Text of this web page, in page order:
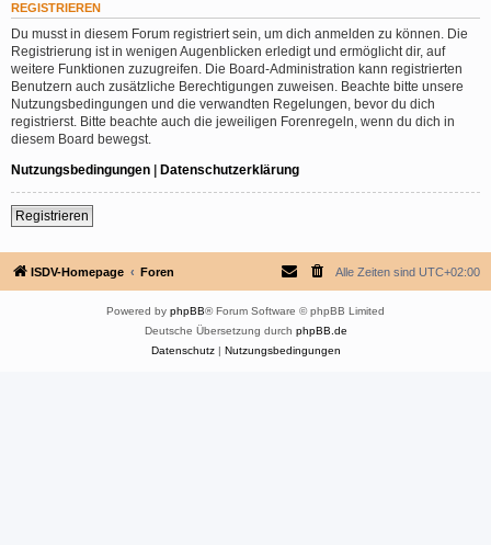
REGISTRIEREN
Du musst in diesem Forum registriert sein, um dich anmelden zu können. Die
Registrierung ist in wenigen Augenblicken erledigt und ermöglicht dir, auf
weitere Funktionen zuzugreifen. Die Board-Administration kann registrierten
Benutzern auch zusätzliche Berechtigungen zuweisen. Beachte bitte unsere
Nutzungsbedingungen und die verwandten Regelungen, bevor du dich
registrierst. Bitte beachte auch die jeweiligen Forenregeln, wenn du dich in
diesem Board bewegst.
Nutzungsbedingungen | Datenschutzerklärung
Registrieren
ISDV-Homepage Foren Alle Zeiten sind UTC+02:00
Powered by phpBB® Forum Software © phpBB Limited
Deutsche Übersetzung durch phpBB.de
Datenschutz| Nutzungsbedingungen